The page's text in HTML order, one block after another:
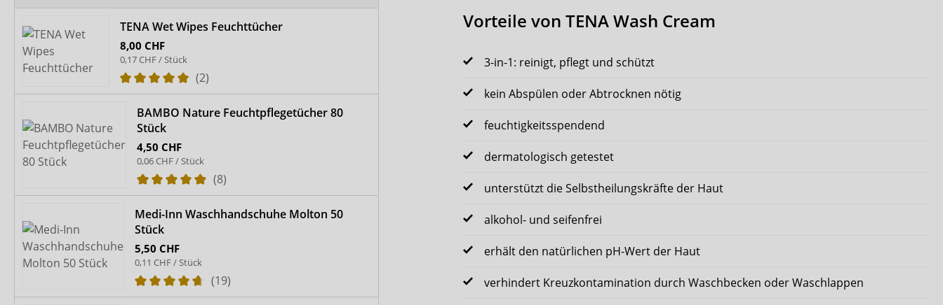
TENA Wet Wipes Feuchttücher
8,00 CHF
0,17 CHF / Stück
(2)
BAMBO Nature Feuchtpflegetücher 80
Stück
4,50 CHF
0,06 CHF / Stück
(8)
Medi-Inn Waschhandschuhe Molton 50
Stück
5,50 CHF
0,11 CHF / Stück
(19)
Vorteile von TENA Wash Cream
3-in-1: reinigt, pflegt und schützt
kein Abspülen oder Abtrocknen nötig
feuchtigkeitsspendend
dermatologisch getestet
unterstützt die Selbstheilungskräfte der Haut
alkohol- und seifenfrei
erhält den natürlichen pH-Wert der Haut
verhindert Kreuzkontamination durch Waschbecken oder Waschlappen